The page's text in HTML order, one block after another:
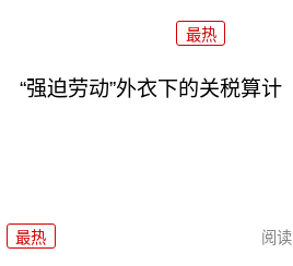
最热
“强迫劳动”外衣下的关税算计
最热 阅读